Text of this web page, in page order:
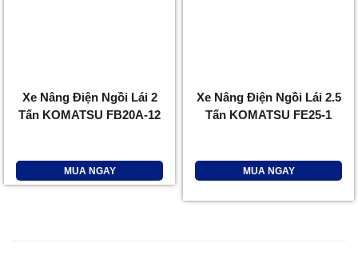
Xe Nâng Điện Ngồi Lái 2
Tấn KOMATSU FB20A-12
MUA NGAY
Xe Nâng Điện Ngồi Lái 2.5
Tấn KOMATSU FE25-1
MUA NGAY